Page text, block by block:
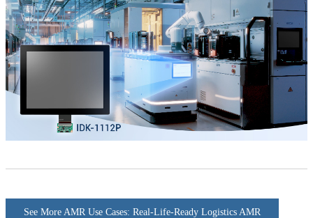
See More AMR Use Cases: Real-Life-Ready Logistics AMR